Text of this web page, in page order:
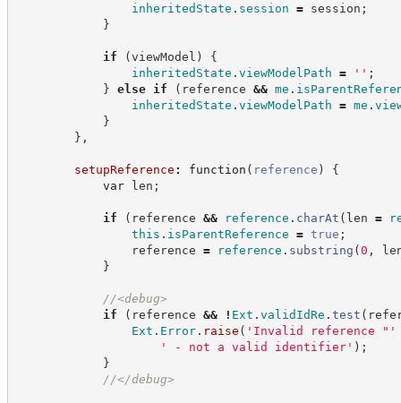
inheritedState . session = session ;
}
if (viewModel )
{
inheritedState . viewModelPath = ' ' ;
} else if ( reference && me .
inheritedState . viewModelPath = me .
}
} ,
setupReference : function ( reference )
{
var len ;
if ( reference && reference . charAt ( len =
this . isParentReference = true ;
reference = reference . substring (0 ,
}
//<debug>
if
( reference && ! Ext . validIdRe . test (
Ext . Error. raise ( ' Invalid reference " '
'
- not a valid identifier' ) ;
}
//</debug>